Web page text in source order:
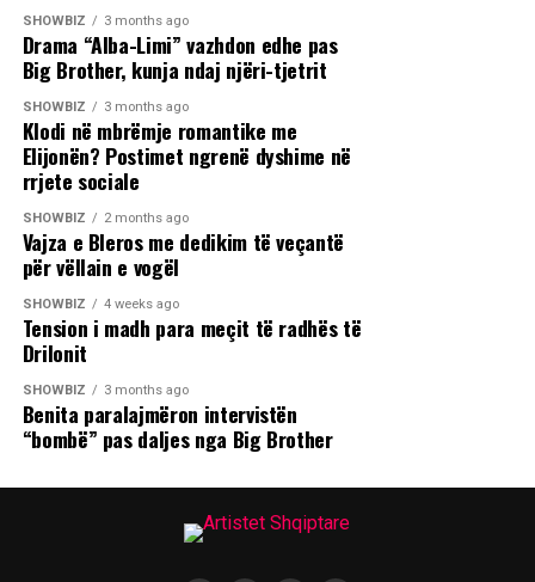
SHOWBIZ 3 months ago
Drama “Alba-Limi” vazhdon edhe pas
Big Brother, kunja ndaj njëri-tjetrit
SHOWBIZ 3 months ago
Klodi në mbrëmje romantike me
Elijonën? Postimet ngrenë dyshime në
rrjete sociale
SHOWBIZ 2 months ago
Vajza e Bleros me dedikim të veçantë
për vëllain e vogël
SHOWBIZ 4 weeks ago
Tension i madh para meçit të radhës të
Drilonit
SHOWBIZ 3 months ago
Benita paralajmëron intervistën
“bombë” pas daljes nga Big Brother